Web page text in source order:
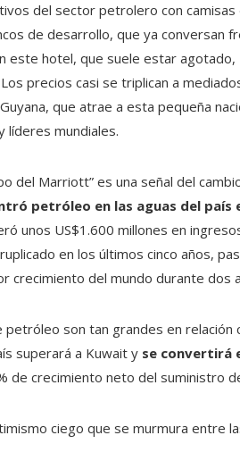
del sector petrolero con
de desarrollo, que ya conversan
este hotel, que suele estar agotado,
precios casi se triplican a
que atrae a esta pequeña
líderes mundiales.
del Marriott” es una señal del
petróleo en las aguas del país
unos US$1.600 millones en
en los últimos cinco años,
crecimiento del mundo durante dos
son tan grandes en relación
superará a Kuwait y se convertirá
de crecimiento neto del suministro
ciego que se murmura entre